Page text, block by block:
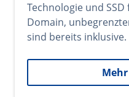
Technologie und
Domain,
sind bereits inklusive.